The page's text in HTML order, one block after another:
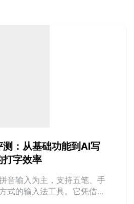
：从基础功能到AI写
打字效率
音输入为主，支持五笔、手
式的输入法工具。它凭借...